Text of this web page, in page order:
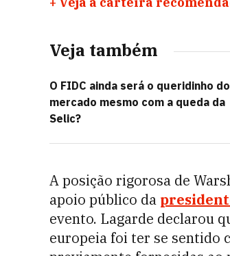
Veja também
O FIDC ainda será o queridinho do
mercado mesmo com a queda da
Selic?
A posição rigorosa de
apoio público da
evento. Lagarde declarou
europeia foi ter se sentido